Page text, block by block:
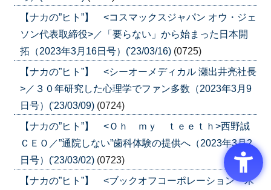
【ナカの”ヒト”】 <コスマックスジャパン オウ・ジェ
ソン代表取締役>／「要らない」から始まった日本開
拓（2023年3月16日号）('23/03/16) (0725)
【ナカの”ヒト”】 <シーオーメディカル 瀬出井亮社長
>／３０年研究した心理学でファン多数（2023年3月9
日号）('23/03/09) (0724)
【ナカの”ヒト”】 <Ｏｈ ｍｙ ｔｅｅｔｈ>西野誠
ＣＥＯ／”通院しない”歯科体験の提供へ（2023年3月2
日号）('23/03/02) (0723)
【ナカの”ヒト”】 <ブックオフコーポレーション 木